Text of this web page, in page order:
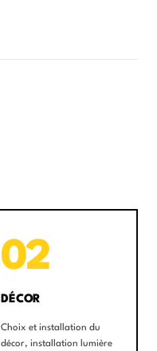
02
DÉCOR
Choix et installation du
décor, installation lumière